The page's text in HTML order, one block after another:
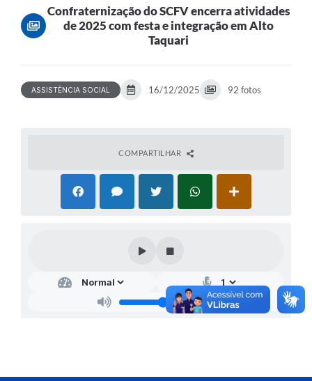
Confraternização do SCFV encerra atividades
de 2025 com festa e integração em Alto
Taquari
ASSISTÊNCIA SOCIAL 16/12/2025 92 fotos
COMPARTILHAR